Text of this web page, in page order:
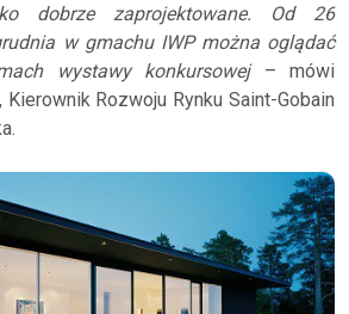
dobrze zaprojektowane. Od 26
w gmachu IWP można oglądać
wystawy konkursowej– mówi
Rozwoju Rynku Saint-Gobain